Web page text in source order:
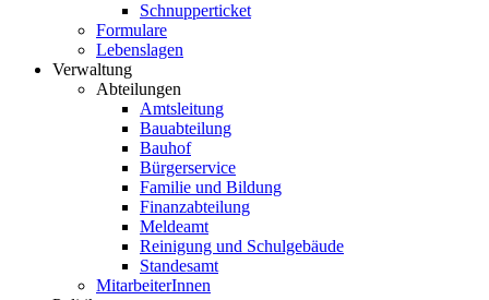
Schnupperticket
Formulare
Lebenslagen
Verwaltung
Abteilungen
Amtsleitung
Bauabteilung
Bauhof
Bürgerservice
Familie und Bildung
Finanzabteilung
Meldeamt
Reinigung und Schulgebäude
Standesamt
MitarbeiterInnen